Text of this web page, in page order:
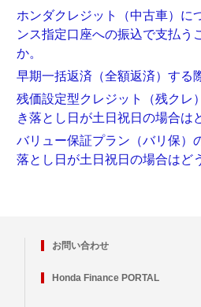
ホンダクレジット（中古車）に
ンス指定口座への振込で支払う
か。
早期一括返済（全額返済）する
残価設定型クレジット（残クレ
き落とし日が土日祝日の場合は
バリュー保証プラン（バリ保）
落とし日が土日祝日の場合はど
お問い合わせ
Honda Finance PORTAL